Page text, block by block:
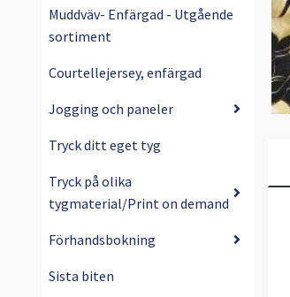
Muddväv- Enfärgad - Utgående
sortiment
Courtellejersey, enfärgad
Jogging och paneler
Tryck ditt eget tyg
Tryck på olika
tygmaterial/Print on demand
Förhandsbokning
Sista biten